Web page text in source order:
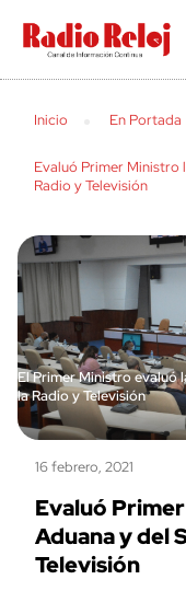
cerrar
Inicio En Portada
Evaluó Primer Ministro
Radio y Televisión
El Primer Ministro evaluó
la Radio y Televisión
16 febrero, 2021
Evaluó
Aduana y del
Televisión